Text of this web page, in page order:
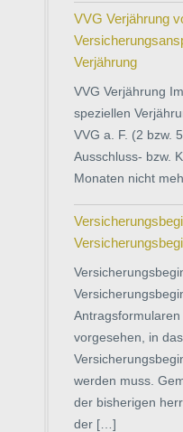
VVG Verjährung
Verjährung
VVG Verjährung
speziellen
VVG a. F. (2 bzw.
Ausschluss- bzw.
Monaten nicht
vorgesehen, in
werden muss.
der bisherigen
der […]